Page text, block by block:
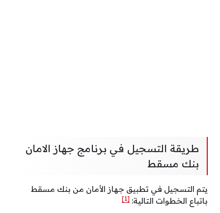
طريقة التسجيل في برنامج جهاز الامان
بنك مسقط
يتم التسجيل في تطبيق جهاز الأمان من بنك مسقط
باتباع الخطوات التالية: [1]